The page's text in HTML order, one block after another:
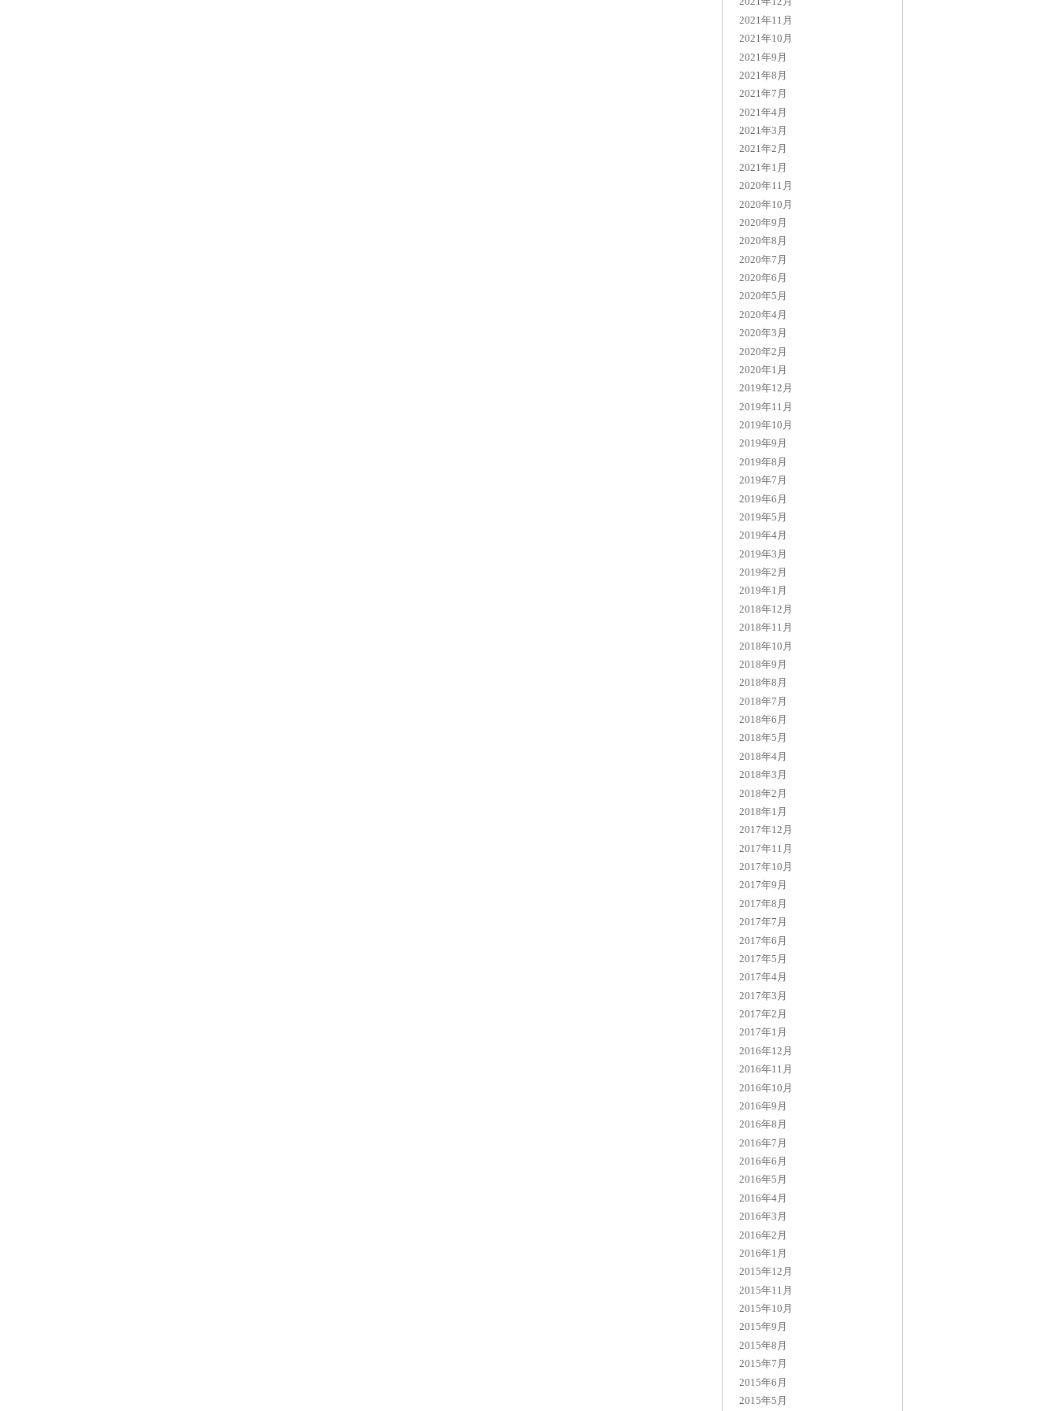
2021年11月
2021年10月
2021年9月
2021年8月
2021年7月
2021年4月
2021年3月
2021年2月
2021年1月
2020年11月
2020年10月
2020年9月
2020年8月
2020年7月
2020年6月
2020年5月
2020年4月
2020年3月
2020年2月
2020年1月
2019年12月
2019年11月
2019年10月
2019年9月
2019年8月
2019年7月
2019年6月
2019年5月
2019年4月
2019年3月
2019年2月
2019年1月
2018年12月
2018年11月
2018年10月
2018年9月
2018年8月
2018年7月
2018年6月
2018年5月
2018年4月
2018年3月
2018年2月
2018年1月
2017年12月
2017年11月
2017年10月
2017年9月
2017年8月
2017年7月
2017年6月
2017年5月
2017年4月
2017年3月
2017年2月
2017年1月
2016年12月
2016年11月
2016年10月
2016年9月
2016年8月
2016年7月
2016年6月
2016年5月
2016年4月
2016年3月
2016年2月
2016年1月
2015年12月
2015年11月
2015年10月
2015年9月
2015年8月
2015年7月
2015年6月
2015年5月